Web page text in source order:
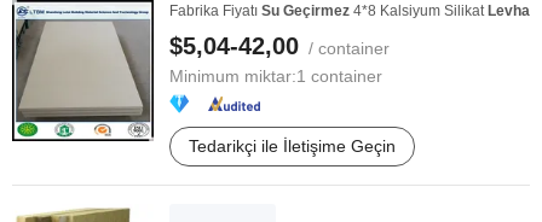
Fabrika Fiyatı Su Geçirmez 4*8 Kalsiyum Silikat Levha
$5,04-42,00 / container
Minimum miktar:1 container
Tedarikçi ile İletişime Geçin